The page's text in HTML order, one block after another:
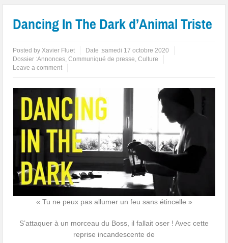
Dancing In The Dark d’Animal Triste
Posted byXavier Fluet Date :samedi 17 octobre 2020
Dossier :Annonces,Communiqué de presse,Culture
Leave a comment
« Tu ne peux pas allumer un feu sans étincelle »
S’attaquer à un morceau du Boss, il fallait oser ! Avec cette
reprise incandescente de